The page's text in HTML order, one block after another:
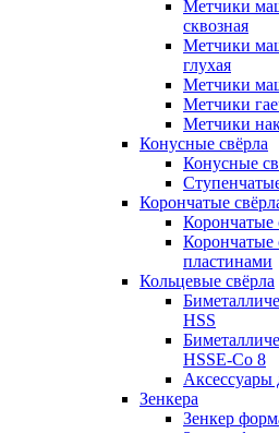
Метчики
сквозная
Метчики
глухая
Метчики
Метчики
Метчики
Конусные свёрла
Конусные
Корончатые
Корончатые
Корончатые
пластинами
Кольцевые свёрла
HSS
HSSE-Co 8
Аксессуары
Зенкера
Зенкер